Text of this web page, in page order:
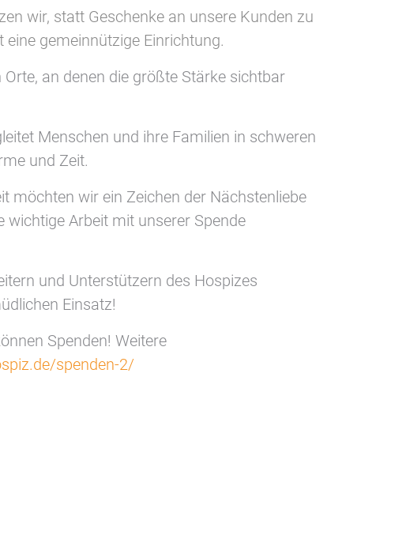
wir, statt Geschenke an unsere Kunden zu
gemeinnützige Einrichtung.
an denen die größte Stärke sichtbar
Menschen und ihre Familien in schweren
und Zeit.
möchten wir ein Zeichen der Nächstenliebe
wichtige Arbeit mit unserer Spende
und Unterstützern des Hospizes
Einsatz!
Spenden! Weitere
spenden-2/